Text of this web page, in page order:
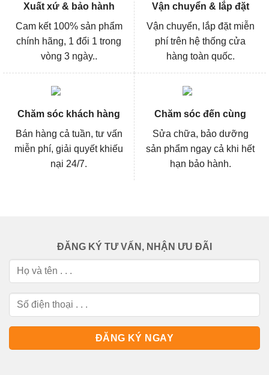
Xuất xứ & bảo hành
Cam kết 100% sản phẩm
chính hãng, 1 đổi 1 trong
vòng 3 ngày..
Vận chuyển & lắp đặt
Vận chuyển, lắp đặt miễn
phí trên hệ thống cửa
hàng toàn quốc.
Chăm sóc khách hàng
Bán hàng cả tuần, tư vấn
miễn phí, giải quyết khiếu
nại 24/7.
Chăm sóc đến cùng
Sửa chữa, bảo dưỡng
sản phẩm ngay cả khi hết
hạn bảo hành.
ĐĂNG KÝ TƯ VẤN, NHẬN ƯU ĐÃI